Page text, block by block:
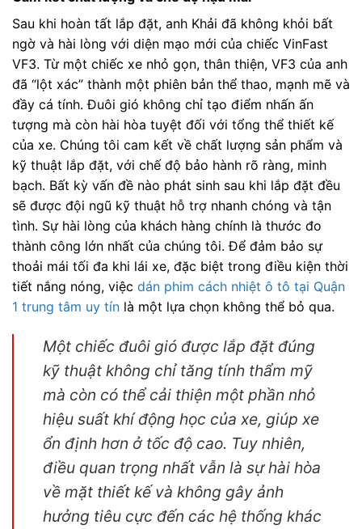
Sau khi hoàn tất lắp đặt, anh Khải đã không khỏi bất
ngờ và hài lòng với diện mạo mới của chiếc VinFast
VF3. Từ một chiếc xe nhỏ gọn, thân thiện, VF3 của anh
đã “lột xác” thành một phiên bản thể thao, mạnh mẽ và
đầy cá tính. Đuôi gió không chỉ tạo điểm nhấn ấn
tượng mà còn hài hòa tuyệt đối với tổng thể thiết kế
của xe. Chúng tôi cam kết về chất lượng sản phẩm và
kỹ thuật lắp đặt, với chế độ bảo hành rõ ràng, minh
bạch. Bất kỳ vấn đề nào phát sinh sau khi lắp đặt đều
sẽ được đội ngũ kỹ thuật hỗ trợ nhanh chóng và tận
tình. Sự hài lòng của khách hàng chính là thước đo
thành công lớn nhất của chúng tôi. Để đảm bảo sự
thoải mái tối đa khi lái xe, đặc biệt trong điều kiện thời
tiết nắng nóng, việc dán phim cách nhiệt ô tô tại Quận
1 trung tâm uy tín là một lựa chọn không thể bỏ qua.
Một chiếc đuôi gió được lắp đặt đúng
kỹ thuật không chỉ tăng tính thẩm mỹ
mà còn có thể cải thiện một phần nhỏ
hiệu suất khí động học của xe, giúp xe
ổn định hơn ở tốc độ cao. Tuy nhiên,
điều quan trọng nhất vẫn là sự hài hòa
về mặt thiết kế và không gây ảnh
hưởng tiêu cực đến các hệ thống khác